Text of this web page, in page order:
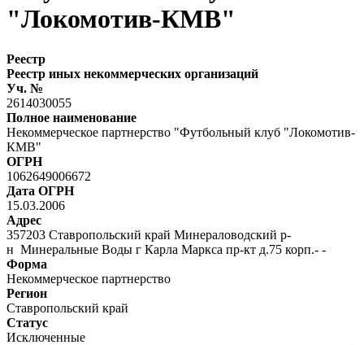
"Локомотив-КМВ"
Реестр
Реестр иных некоммерческих организаций
Уч. №
2614030055
Полное наименование
Некоммерческое партнерство "Футбольный клуб "Локомотив-
КМВ"
ОГРН
1062649006672
Дата ОГРН
15.03.2006
Адрес
357203 Ставропольский край Минераловодский р-
н Минеральные Воды г Карла Маркса пр-кт д.75 корп.- -
Форма
Некоммерческое партнерство
Регион
Ставропольский край
Статус
Исключенные